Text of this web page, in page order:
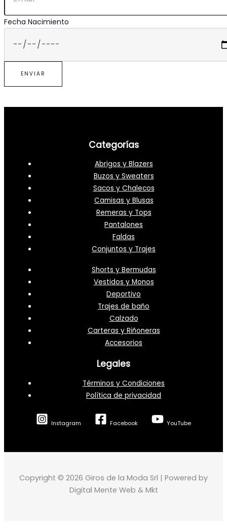
Fecha Nacimiento
ENVIAR
Categorías
Abrigos y Blazers
Buzos y Sweaters
Sacos y Chalecos
Camisas y Blusas
Remeras y Tops
Pantalones
Faldas
Conjuntos y Trajes
Shorts y Bermudas
Vestidos y Monos
Deportivo
Trajes de baño
Calzado
Carteras y Riñoneras
Accesorios
Legales
Términos y Condiciones
Política de privacidad
Instagram Facebook YouTube
Copyright © 2026 Giros de la Moda Srl | Powered by
Digital Mente Web & Mkt